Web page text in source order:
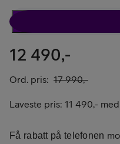
12 490,-
Ord. pris: 17 990,-
Laveste pris: 11 490,- med
Få rabatt på telefonen